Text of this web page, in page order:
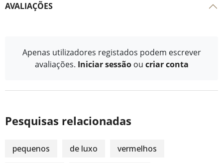
AVALIAÇÕES
Apenas utilizadores registados podem escrever
avaliações. Iniciar sessão ou criar conta
Pesquisas relacionadas
pequenos de luxo vermelhos